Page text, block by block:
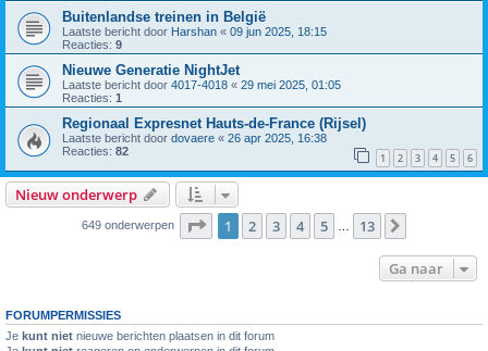
Buitenlandse treinen in België
Laatste bericht door Harshan « 09 jun 2025, 18:15
Reacties: 9
Nieuwe Generatie NightJet
Laatste bericht door 4017-4018 « 29 mei 2025, 01:05
Reacties: 1
Regionaal Expresnet Hauts-de-France (Rijsel)
Laatste bericht door dovaere « 26 apr 2025, 16:38
Reacties: 82 1 2 3 4 5 6
Nieuw onderwerp
649 onderwerpen Pagina van 13
1 2 3 4 5 13
Ga naar
FORUMPERMISSIES
Je kunt niet nieuwe berichten plaatsen in dit forum